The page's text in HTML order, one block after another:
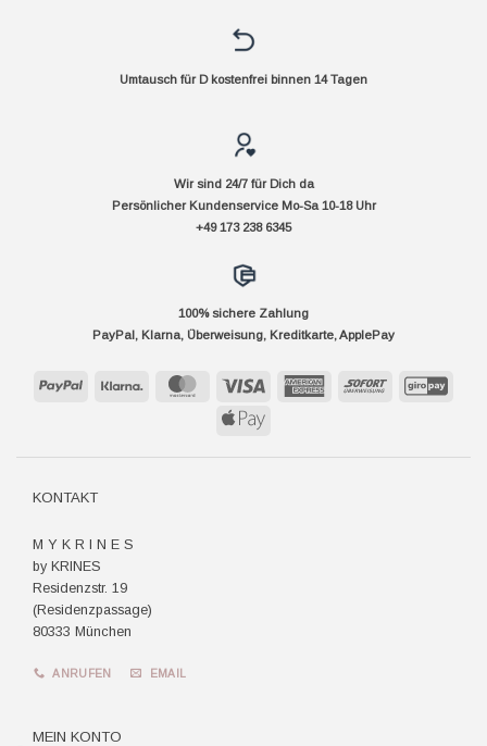
Umtausch für D kostenfrei binnen 14 Tagen
Wir sind 24/7 für Dich da
Persönlicher Kundenservice Mo-Sa 10-18 Uhr
+49 173 238 6345
100% sichere Zahlung
PayPal, Klarna, Überweisung, Kreditkarte, ApplePay
PayPal Klarna MasterCard Visa
AmericanSofort
Apple
KONTAKT
M Y K R I N E S
by KRINES
Residenzstr. 19
(Residenzpassage)
80333 München
ANRUFEN EMAIL
MEIN KONTO